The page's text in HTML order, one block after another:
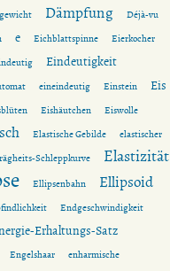
Dämpfung
Déjà-vu
e Eichblattspinne
Eierkocher
Eindeutigkeit
eineindeutig Einstein
Eis
Eishäutchen
Eiswolle
Elastische Gebilde
elastischer
Schleppkurve Elastizität
Ellipsenbahn Ellipsoid
Endgeschwindigkeit
Erhaltungs-Satz
Engelshaar
enharmische